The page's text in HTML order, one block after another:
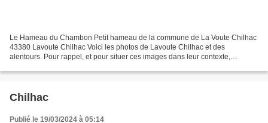
Le Hameau du Chambon Petit hameau de la commune de La Voute Chilhac
43380 Lavoute Chilhac Voici les photos de Lavoute Chilhac et des
alentours. Pour rappel, et pour situer ces images dans leur contexte,
Chilhac
Publié le 19/03/2024 à 05:14